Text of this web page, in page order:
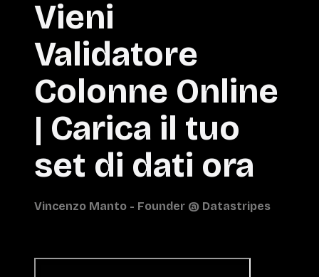
Vieni
Validatore
Colonne Online
| Carica il tuo
set di dati ora